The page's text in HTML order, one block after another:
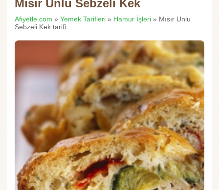
Mısır Unlu Sebzeli Kek
Afiyetle.com » Yemek Tarifleri » Hamur İşleri » Mısır Unlu
Sebzeli Kek tarifi